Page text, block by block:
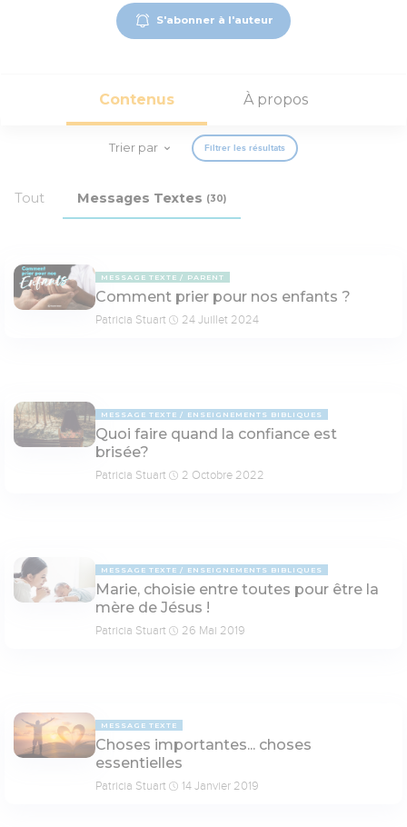
S'abonner à l'auteur
Contenus À propos
Trier par Filtrer les résultats
Tout Messages Textes (30)
MESSAGE TEXTE PARENT
Comment prier pour nos enfants ?
Patricia Stuart 24 Juillet 2024
MESSAGE TEXTE ENSEIGNEMENTS BIBLIQUES
Quoi faire quand la confiance est
brisée?
Patricia Stuart 2 Octobre 2022
MESSAGE TEXTE ENSEIGNEMENTS BIBLIQUES
Marie, choisie entre toutes pour être la
mère de Jésus !
Patricia Stuart 26 Mai 2019
MESSAGE TEXTE
Choses importantes... choses
essentielles
Patricia Stuart 14 Janvier 2019